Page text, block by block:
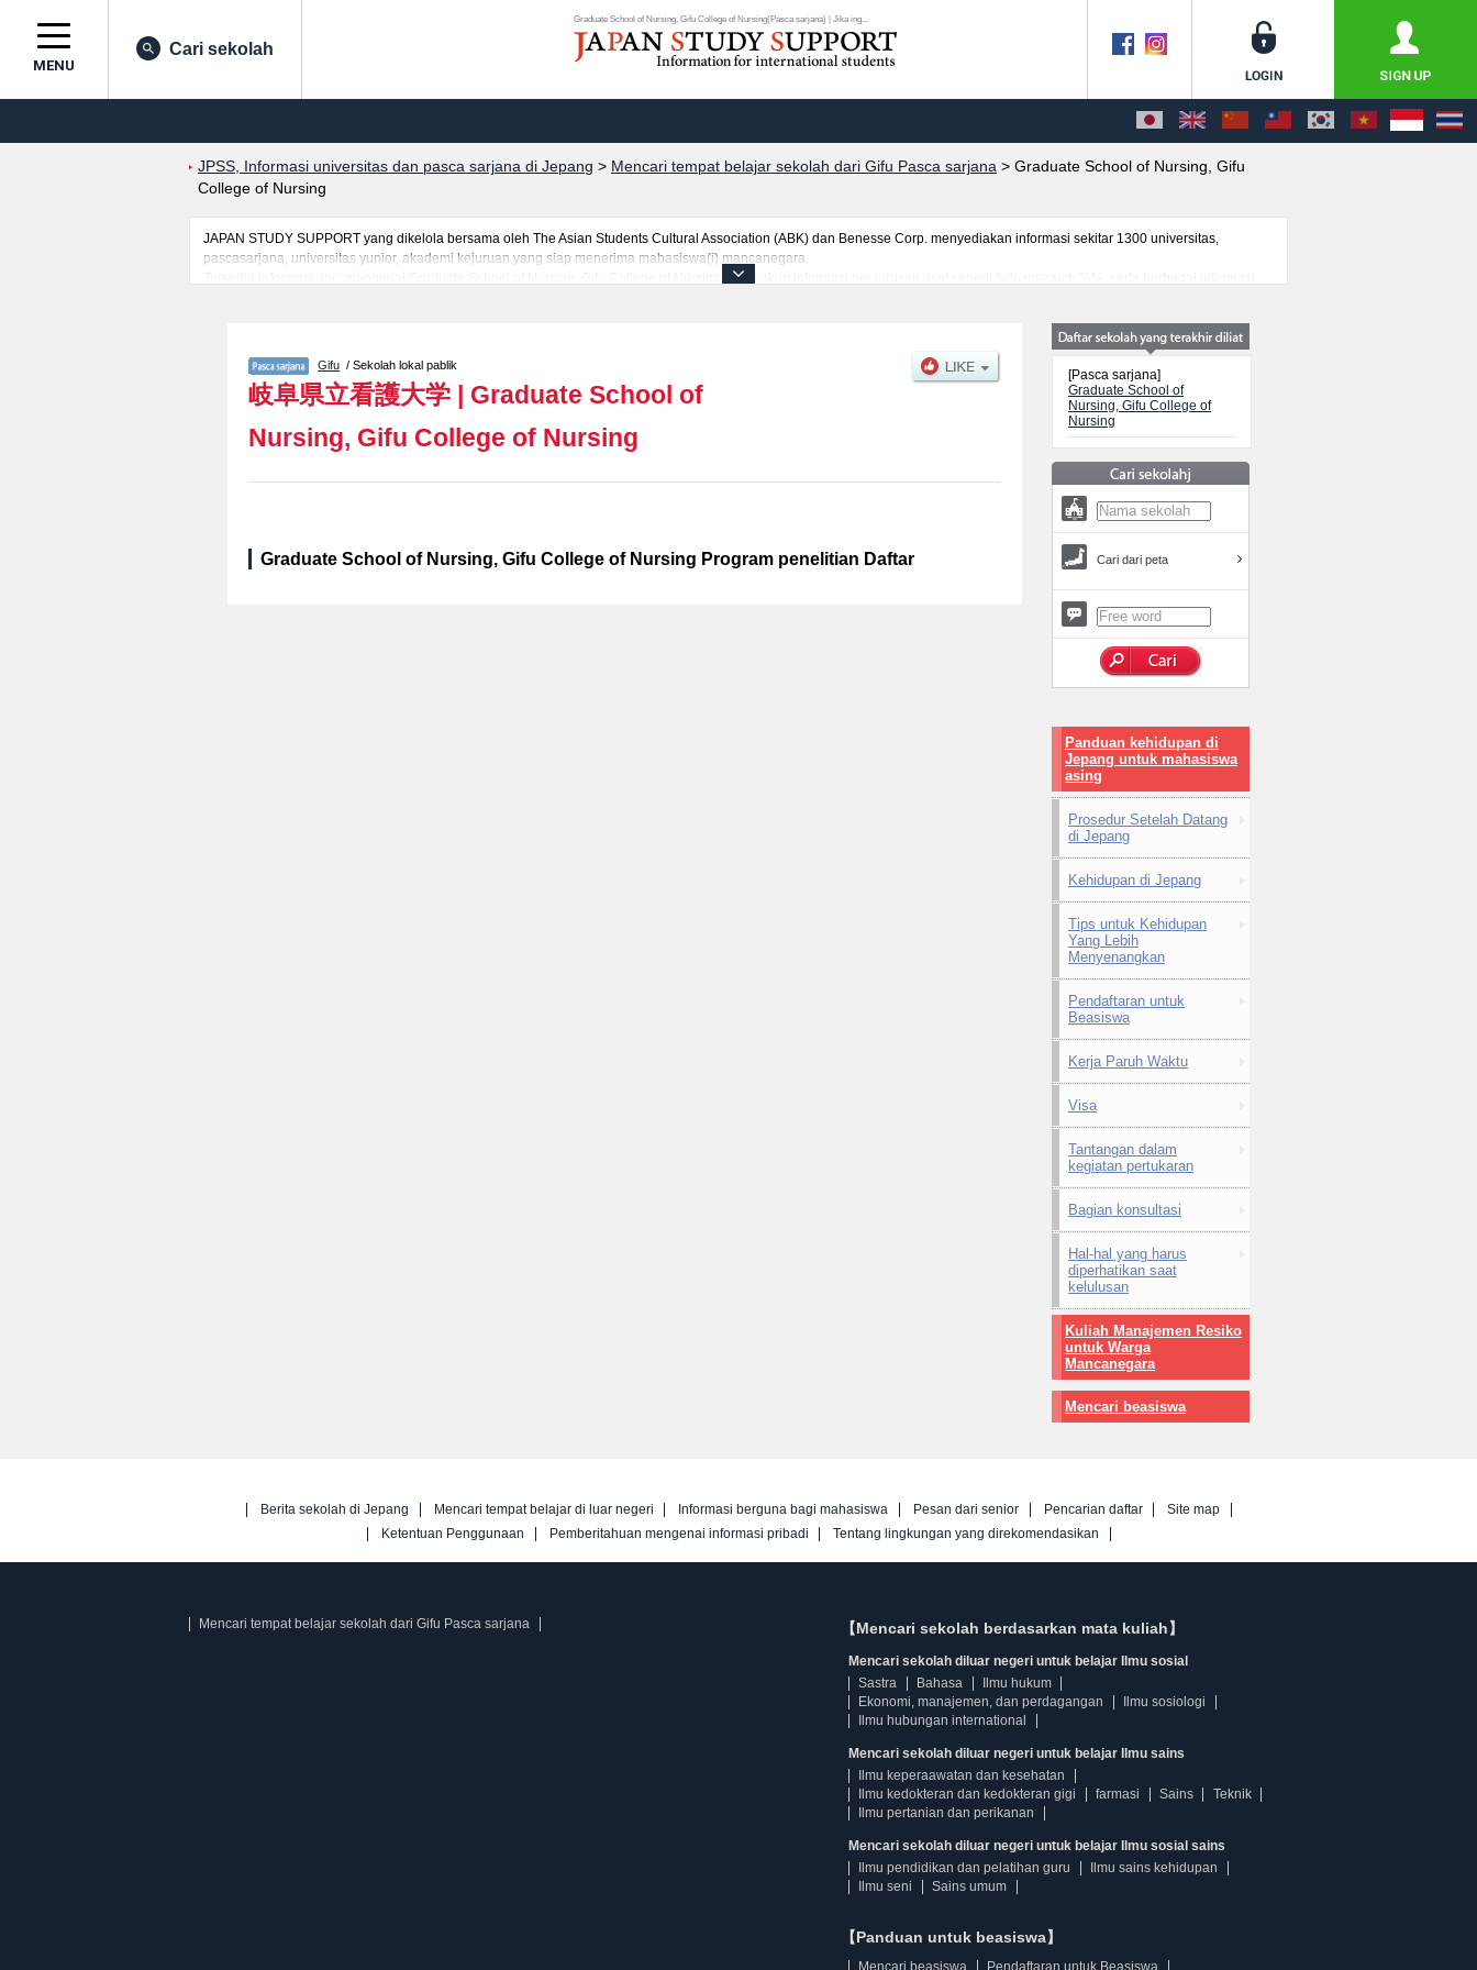
Graduate School of Nursing, Gifu College of Nursing(Pasca sarjana) | Jika ing...
MENU
Cari sekolah
JPSS, Informasi universitas dan pasca sarjana di Jepang > Mencari tempat belajar sekolah dari Gifu Pasca sarjana > Graduate School of Nursing, Gifu
College of Nursing
JAPAN STUDY SUPPORT yang dikelola bersama oleh The Asian Students Cultural Association (ABK) dan Benesse Corp. menyediakan informasi sekitar 1300 universitas,
pascasarjana, universitas yunior, akademi kejuruan yang siap menerima mahasiswa(i) mancanegara.
Tersedia informasi rinci mengenai Graduate School of Nursing, Gifu College of Nursing, mencakup informasi per jurusan riset seperti %% research %%, serta berbagai informasi
Gifu / Sekolah lokal pablik
岐阜県立看護大学 | Graduate School of
Nursing, Gifu College of Nursing
Graduate School of Nursing, Gifu College of Nursing Program penelitian Daftar
[Pasca sarjana]
Graduate School of
Nursing, Gifu College of
Nursing
Cari dari peta
Panduan kehidupan di
Jepang untuk mahasiswa
asing
Prosedur Setelah Datang
di Jepang
Kehidupan di Jepang
Tips untuk Kehidupan
Yang Lebih
Menyenangkan
Pendaftaran untuk
Beasiswa
Kerja Paruh Waktu
Visa
Tantangan dalam
kegiatan pertukaran
Bagian konsultasi
Hal-hal yang harus
diperhatikan saat
kelulusan
Kuliah Manajemen Resiko
untuk Warga
Mancanegara
Mencari beasiswa
Berita sekolah di Jepang Mencari tempat belajar di luar negeri Informasi berguna bagi mahasiswa Pesan dari senior Pencarian daftar
Site map
Ketentuan Penggunaan
Pemberitahuan mengenai informasi pribadi Tentang lingkungan yang direkomendasikan
Mencari tempat belajar sekolah dari Gifu Pasca sarjana 【Mencari sekolah berdasarkan mata kuliah】
Mencari sekolah diluar negeri untuk belajar Ilmu sosial
Sastra
Bahasa
Ilmu hukum
Ekonomi, manajemen, dan perdagangan
Ilmu sosiologi
Ilmu hubungan international
Mencari sekolah diluar negeri untuk belajar Ilmu sains
Ilmu keperaawatan dan kesehatan
Ilmu kedokteran dan kedokteran gigi
farmasi Sains
Teknik
Ilmu pertanian dan perikanan
Mencari sekolah diluar negeri untuk belajar Ilmu sosial sains
Ilmu pendidikan dan pelatihan guru
Ilmu sains kehidupan
Ilmu seni
Sains umum
【Panduan untuk beasiswa】
Mencari beasiswa Pendaftaran untuk Beasiswa